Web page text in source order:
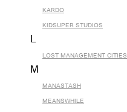
KARDO
KIDSUPER STUDIOS
L
LOST MANAGEMENT CITIES
M
MANASTASH
MEANSWHILE